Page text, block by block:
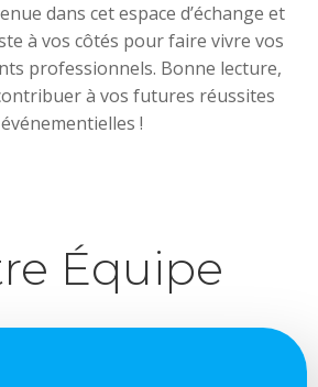
dans cet espace d’échange et
à vos côtés pour faire vivre vos
professionnels. Bonne lecture,
à vos futures réussites
événementielles !
Équipe